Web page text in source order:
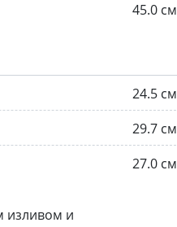
45.0 см
24.5 см
29.7 см
27.0 см
изливом и